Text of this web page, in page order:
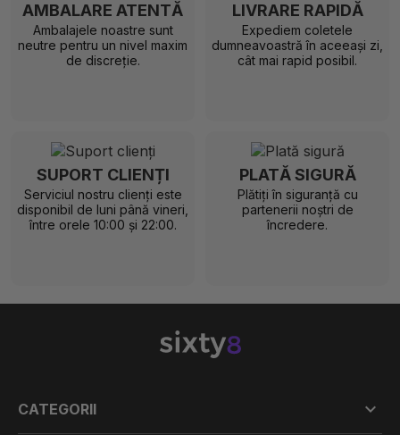
AMBALARE ATENTĂ
Ambalajele noastre sunt
neutre pentru un nivel maxim
de discreție.
LIVRARE RAPIDĂ
Expediem coletele
dumneavoastră în aceeași zi,
cât mai rapid posibil.
SUPORT CLIENȚI
Serviciul nostru clienți este
disponibil de luni până vineri,
între orele 10:00 și 22:00.
PLATĂ SIGURĂ
Plătiți în siguranță cu
partenerii noștri de
încredere.
CATEGORII 